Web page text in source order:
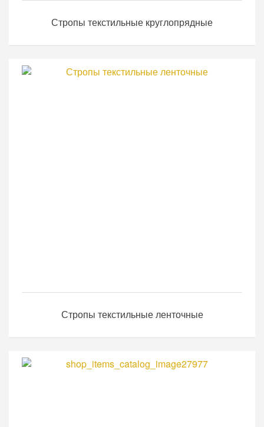
Стропы текстильные круглопрядные
Стропы текстильные ленточные